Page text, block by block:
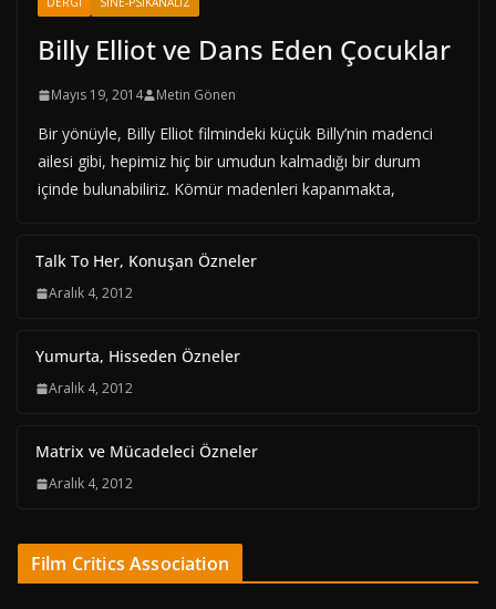
Billy Elliot ve Dans Eden Çocuklar
Mayıs 19, 2014 Metin Gönen
Bir yönüyle, Billy Elliot filmindeki küçük Billy’nin madenci
ailesi gibi, hepimiz hiç bir umudun kalmadığı bir durum
içinde bulunabiliriz. Kömür madenleri kapanmakta,
Talk To Her, Konuşan Özneler
Aralık 4, 2012
Yumurta, Hisseden Özneler
Aralık 4, 2012
Matrix ve Mücadeleci Özneler
Aralık 4, 2012
Film Critics Association